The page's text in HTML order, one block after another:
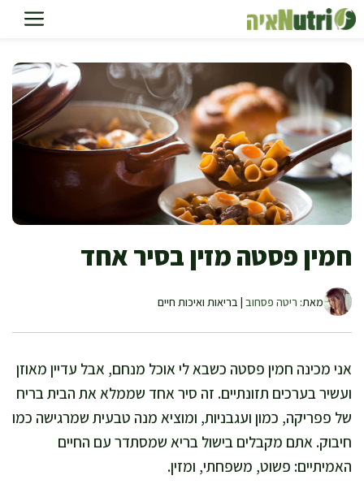
לדלג
לתוכן
חמין פסטה מזין בסיר אחד
מאת: ריטה פסחוב | בריאות ואיכות חיים
אני מכינה חמין פסטה כשבא לי אוכל מנחם, אבל עדיין מאוזן
ועשיר בערכים תזונתיים. זה סיר אחד שממלא את הבית בריח
של פפריקה, כמון ועגבניות, ומוציא מנה טבעית שמרגישה כמו
חיבוק. אתם מקבלים בישול בריא שמסתדר עם החיים
האמיתיים: פשוט, משפחתי, ומזין.